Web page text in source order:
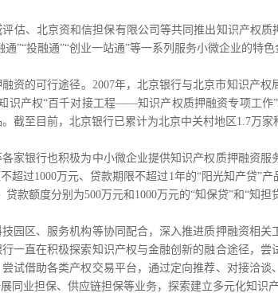
、北京资和信担保有限公司等共同推出知识产权质
”“投融通”“创业一站通”等一系列服务小微企业的特
的可行途径。2007年，北京银行与北京市知识产权
识产权“百千对接工程——知识产权质押融资专项工作
截至目前，北京银行已累计为北京中关村地区1.7万家
银行也积极为中小微企业提供知识产权质押融资服
超过1000万元、贷款期限不超过1年的“阳光知产贷”
款额度分别为500万元和1000万元的“知保贷”和“知担
区、服务机构等协同配合，深入推进质押融资相关
一直在积极探索知识产权与金融创新的融合途径，
试借助各类产权交易平台，通过定向推荐、对接洽
同业担保、供应链担保等业务，探索建立多元化知识产